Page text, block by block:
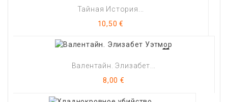
Тайная История...
Цена
10,50 €
Валентайн. Элизабет...
Цена
8,00 €